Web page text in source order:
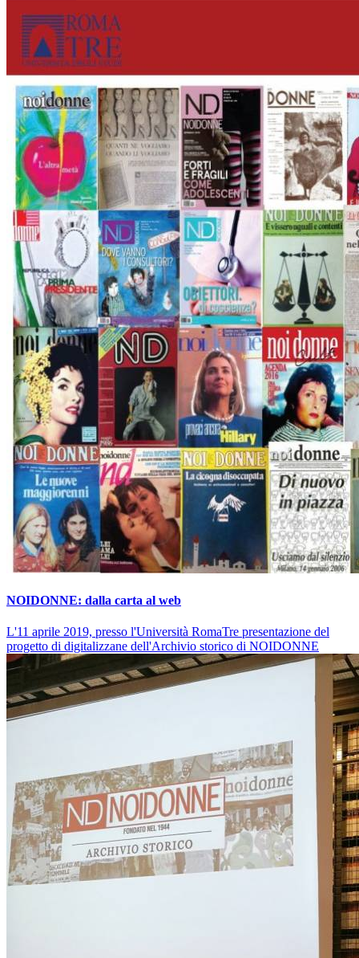
NOIDONNE: dalla carta al web
L'11 aprile 2019, presso l'Università RomaTre presentazione del
progetto di digitalizzane dell'Archivio storico di NOIDONNE